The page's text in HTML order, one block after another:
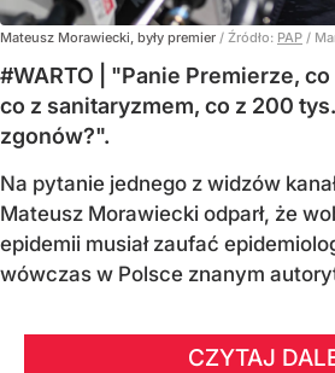
Mateusz Morawiecki, były premier / Źródło: PAP /
#WARTO | "Panie Premierze, co
co z sanitaryzmem, co z 200
zgonów?".
Na pytanie jednego z widzów
Mateusz Morawiecki odparł, że
epidemii musiał zaufać
wówczas w Polsce znanym
CZYTAJ